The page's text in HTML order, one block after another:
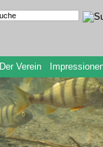
Der Verein